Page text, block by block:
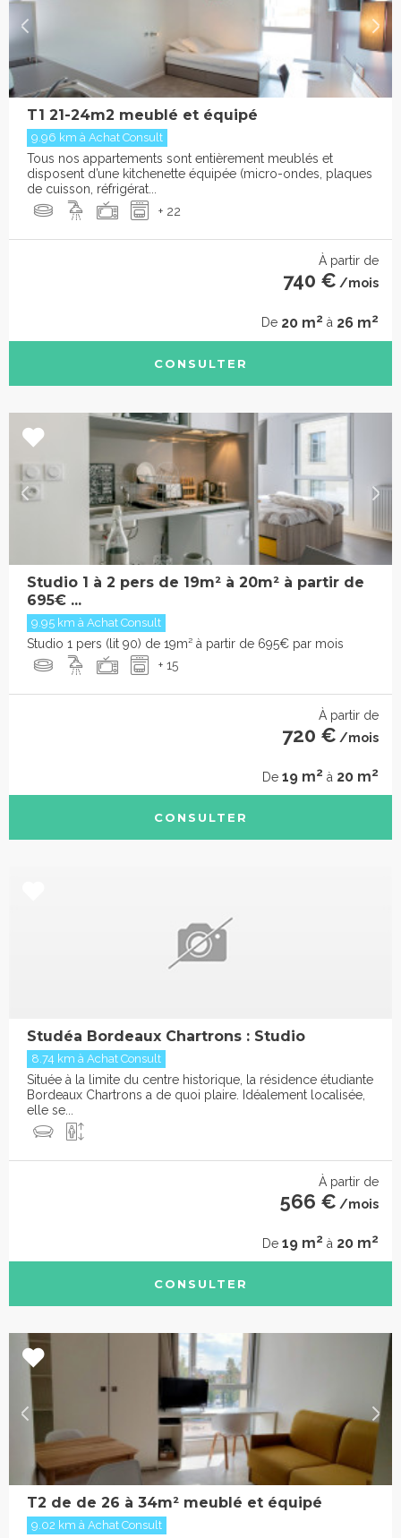
T1 21-24m2 meublé et équipé
9.96 km à Achat Consult
Tous nos appartements sont entièrement meublés et
disposent d’une kitchenette équipée (micro-ondes, plaques
de cuisson, réfrigérat...
+ 22
À partir de
740 € /mois
De 20 m2 à 26 m2
CONSULTER
Studio 1 à 2 pers de 19m² à 20m² à partir de
695€ ...
9.95 km à Achat Consult
Studio 1 pers (lit 90) de 19m² à partir de 695€ par mois
+ 15
À partir de
720 € /mois
De 19 m2 à 20 m2
CONSULTER
Studéa Bordeaux Chartrons : Studio
8.74 km à Achat Consult
Située à la limite du centre historique, la résidence étudiante
Bordeaux Chartrons a de quoi plaire. Idéalement localisée,
elle se...
À partir de
566 € /mois
De 19 m2 à 20 m2
CONSULTER
T2 de de 26 à 34m² meublé et équipé
9.02 km à Achat Consult